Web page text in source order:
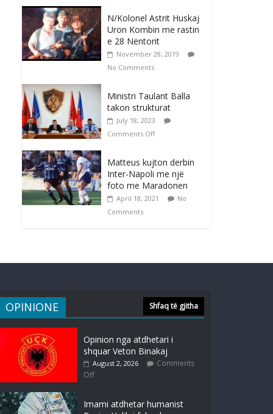
N/Kolonel Astrit Huskaj
Uron Kombin me rastin
e 28 Nëntorit
November 28, 2019
No Comments
Ministri Taulant Balla
takon strukturat
July 18, 2023
Comments Off
Matteus kujton derbin
Inter-Napoli me një
foto me Maradonen
April 18, 2021
No
Comments
OPINIONE Shfaq të gjitha
Opinion nga atdhetari i
shquar Veton Binakaj
August 2, 2026
Comments
Off
Imami atdhetar humanist